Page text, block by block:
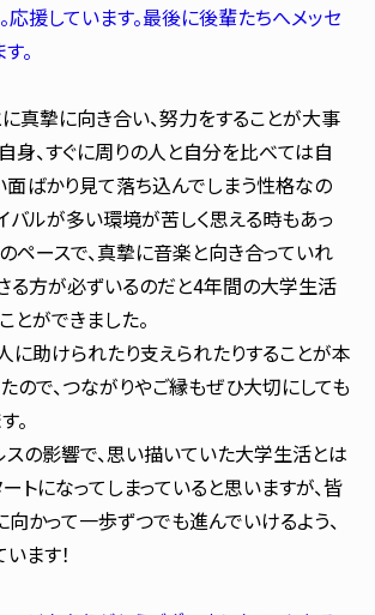
応援しています。最後に後輩たちへメッセ
。
真摯に向き合い、努力をすることが大事
身、すぐに周りの人と自分を比べては自
ばかり見て落ち込んでしまう性格なの
バルが多い環境が苦しく思える時もあっ
ペースで、真摯に音楽と向き合っていれ
る方が必ずいるのだと4年間の大学生活
とができました。
に助けられたり支えられたりすることが本
ので、つながりやご縁もぜひ大切にしても
。
の影響で、思い描いていた大学生活とは
トになってしまっていると思いますが、皆
かって一歩ずつでも進んでいけるよう、
ます！